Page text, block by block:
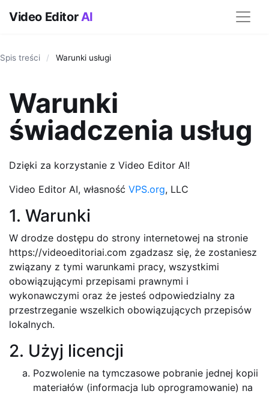
Video EditorAI
Spis treści / Warunki usługi
Warunki
świadczenia usług
Dzięki za korzystanie z Video Editor AI!
Video Editor AI, własność VPS.org, LLC
1. Warunki
W drodze dostępu do strony internetowej na stronie
https://videoeditoriai.com zgadzasz się, że zostaniesz
związany z tymi warunkami pracy, wszystkimi
obowiązującymi przepisami prawnymi i
wykonawczymi oraz że jesteś odpowiedzialny za
przestrzeganie wszelkich obowiązujących przepisów
lokalnych.
2. Użyj licencji
Pozwolenie na tymczasowe pobranie jednej kopii
materiałów (informacja lub oprogramowanie) na